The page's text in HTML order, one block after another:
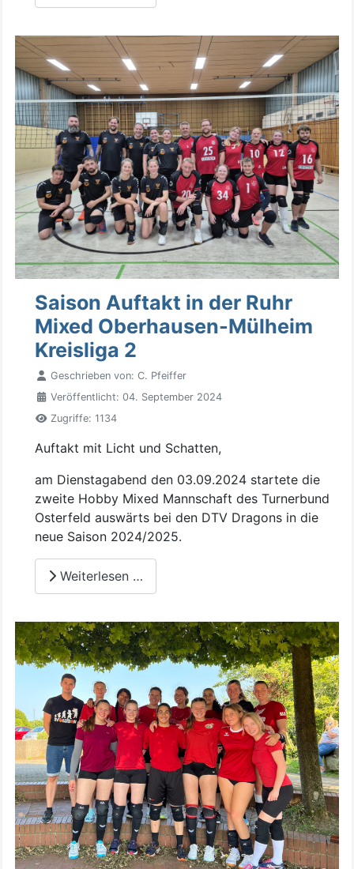
Saison Auftakt in der Ruhr
Mixed Oberhausen-Mülheim
Kreisliga 2
Geschrieben von: C. Pfeiffer
Veröffentlicht: 04. September 2024
Zugriffe: 1134
Auftakt mit Licht und Schatten,
am Dienstagabend den 03.09.2024 startete die
zweite Hobby Mixed Mannschaft des Turnerbund
Osterfeld auswärts bei den DTV Dragons in die
neue Saison 2024/2025.
Weiterlesen …